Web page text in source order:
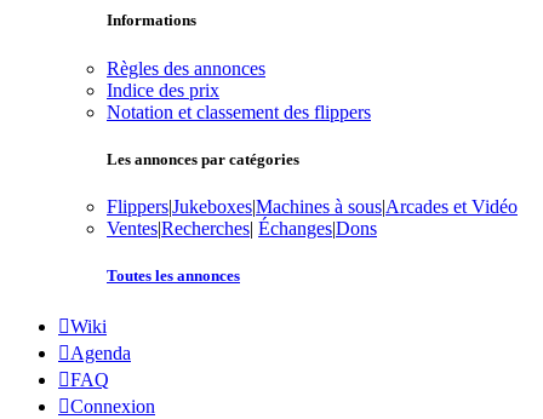
Informations
Règles des annonces
Indice des prix
Notation et classement des flippers
Les annonces par catégories
Flippers|Jukeboxes|Machines à sous|Arcades et Vidéo
Ventes|Recherches| Échanges|Dons
Toutes les annonces
Wiki
Agenda
FAQ
Connexion